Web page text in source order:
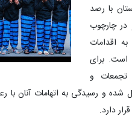
با رصد
در چارچوب
اقدامات
است. برای
تجمعات و
و رسیدگی به اتهامات آنان با
دارد.